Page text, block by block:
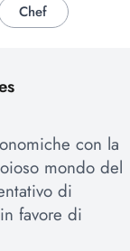
Chef
con la
mondo del
di
favore di